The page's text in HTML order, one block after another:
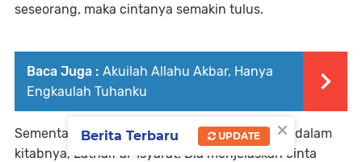
seseorang, maka cintanya semakin tulus.
Baca Juga : Akuilah Allahu Akbar, Hanya
Engkaulah Tuhanku
Sementara itu, Imam Qusyairi menyebut cinta dalam
kitabnya, Lathaif al-Isyarat. Dia menjelaskan cinta
×
Berita Terbaru UPDATE